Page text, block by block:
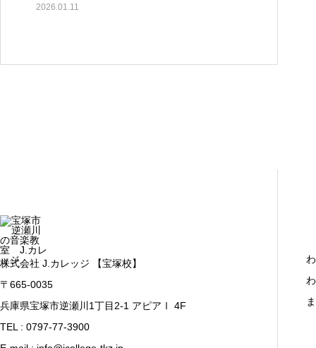
2026.01.11
株式会社 J.カレッジ 【宝塚校】
〒665-0035
兵庫県宝塚市逆瀬川1丁目2-1 アピアⅠ 4F
TEL : 0797-77-3900